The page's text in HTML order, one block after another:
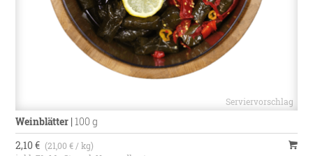
Weinblätter |100 g
2,10 € (21,00 € / kg)